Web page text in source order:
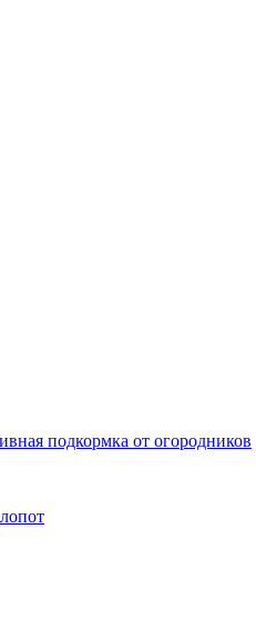
подкормка от огородников